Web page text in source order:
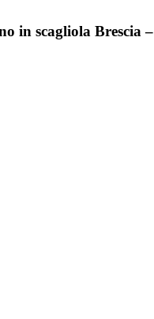
in scagliola Brescia